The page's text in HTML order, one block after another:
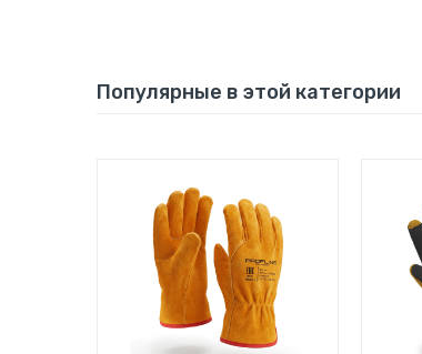
Популярные в этой категории